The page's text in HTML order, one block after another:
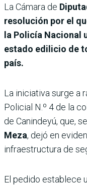
La Cámara de
resolución por el
la Policía Nacional
estado edilicio de
país.
La iniciativa surge a
Policial N.º 4 de la
de Canindeyú, que,
Meza, dejó en
infraestructura de
El pedido establece